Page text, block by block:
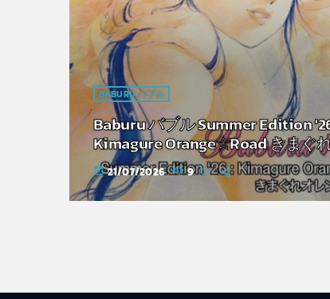
BABURU バブル
Baburu バブル Summer Edition
Kimagure Orange☆Road きまぐ
レンジ☆ロード
today 21/07/2026 9